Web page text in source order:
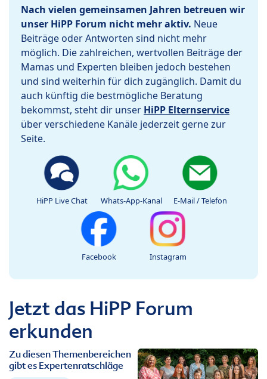
Nach vielen gemeinsamen Jahren betreuen wir
unser HiPP Forum nicht mehr aktiv. Neue
Beiträge oder Antworten sind nicht mehr
möglich. Die zahlreichen, wertvollen Beiträge der
Mamas und Experten bleiben jedoch bestehen
und sind weiterhin für dich zugänglich. Damit du
auch künftig die bestmögliche Beratung
bekommst, steht dir unser HiPP Elternservice
über verschiedene Kanäle jederzeit gerne zur
Seite.
HiPP Live Chat Whats-App-Kanal E-Mail / Telefon
Facebook Instagram
Jetzt das HiPP Forum
erkunden
Zu diesen Themenbereichen
gibt es Expertenratschläge